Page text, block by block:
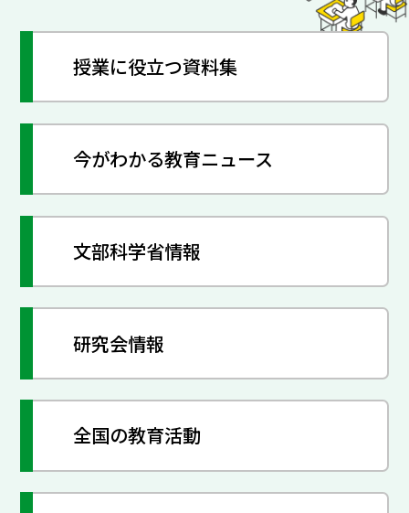
授業に役立つ資料集
今がわかる教育ニュース
文部科学省情報
研究会情報
全国の教育活動